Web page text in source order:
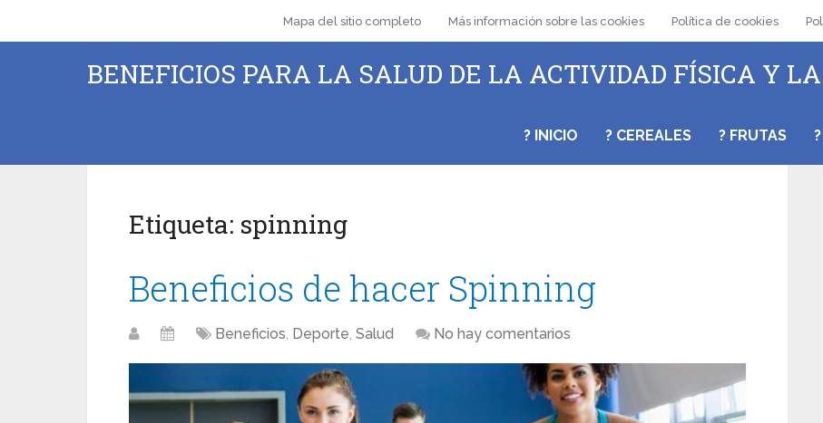
Mapa del sitio completo Más información sobre las cookies Política de cookies
BENEFICIOS PARA LA SALUD DE LA ACTIVIDAD FÍSICA Y
? INICIO ? CEREALES ? FRUTAS
Etiqueta: spinning
Beneficios de hacer Spinning
Beneficios, Deporte, Salud No hay comentarios